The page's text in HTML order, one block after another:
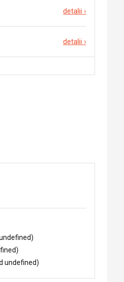
detalii ›
detalii ›
undefined)